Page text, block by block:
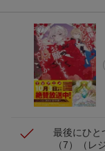
楽天モバイル紹
進呈
条件達成で楽天
が当たる
最後にひと
（7）
（レ